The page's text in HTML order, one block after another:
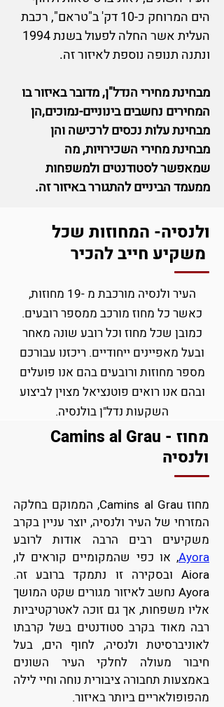
הים המרוחק כ-10 דק' ב"טראם", רכבת
העלית אשר החלה לפעול בשנת 1994
ונתנה תנופה נוספת לאיזור זה.
מבחינת מחירי הנדל"ן, מדובר באיזור בו
המחירים נחשבים בינוניים-נמוכים,הן
מבחינת עלות נכסים לרכישה והן
מבחינת מחירי השכירויות, מה
שמאפשר לסטודנטים ולמשפחות
ממעמד הביניים להתגורר באיזור זה.
ולנסיה- המחוזות שכל
העיר ולנסיה מורכבת מ -19 מחוזות,
כאשר כל מחוז מורכב ממספר רובעים.
כמובן שכל מחוז וכל רובע שונה מאחר
ובעל מאפיינים ייחודיים. ריכזנו עבורכם
מספר מחוזות ורובעים בהם אנו פועלים
ובהם אנו רואים פוטנציאל מצוין לביצוע
השקעות נדל"ן בולנסיה.
מחוז - Camins al Grau
ולנסיה
מחוז Camins al Grau, הממוקם בחלקה
המזרחי של העיר ולנסיה, יוצר עניין בקרב
משקיעים רבים הרבה אודות לרובע
Ayora, או כפי שהמקומיים קוראים לו,
Aiora ובסקירה זו נתמקד ברובע זה.
Ayora נחשב לאיזור מגורים שקט המושך
אליו משפחות, אך גם זוכה לאטרקטיביות
רבה מאוד בקרב סטודנטים בשל קרבתו
לאוניברסיטת ולנסיה, לחוף הים, בעל
חיבור מעולה לחלקי העיר השונים
באמצעות תחבורה ציבורית נוחה וחיי לילה
מהפופולאריים ביותר באיזור.